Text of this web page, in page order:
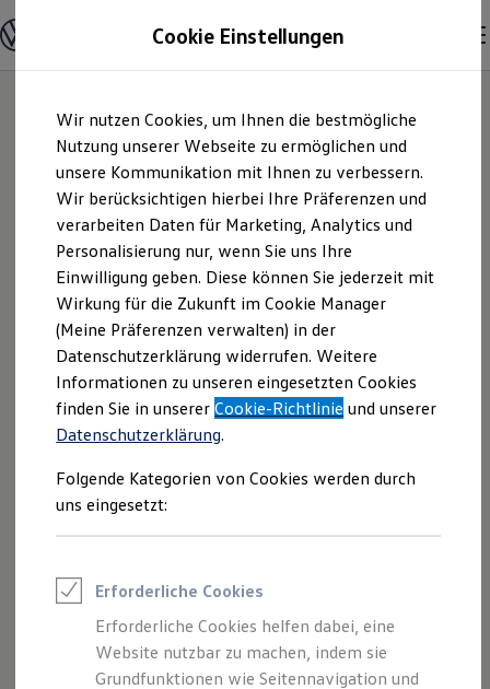
Hauptinhalt
springen
Footer
springen
Modelle und Konfigurator
Konfigurator
Modelle vergleichen
Elektroautos
ENERGY Sondermodelle
Nutzfahrzeuge
SUV und CUV
Familienautos
Kombis
Kompaktwagen
Sportwagen
Schnell verfügbare Fahrzeuge
Angebote und Produkte
Aktuelle Angebote
E-Auto-Förderung
Volkswagen Marktplatz
Die ENERGY Sondermodelle
Junge Gebrauchtwagen und Gebrauchtwagen
Volkswagen Zertifizierte Gebrauchtwagen
Elektromobilität bei Gebrauchtwagen
Saisonangebote
Reifenpakete
Leasing
Leasing-Angebote
Elektroauto Leasing
Kleinwagen-Leasing
Leasing ohne Anzahlung
Finanzierung
Autokredit mit Schlussrate
Koch-BAG-Auto-
GmbH | Impressum
& Rechtliches
Hier finden Sie Informationen über uns
(Koch-BAG-Auto-GmbH) als
verantwortlichen Anbieter von Inhalten
und Angeboten, die auf dieser Website
speziell aufgeführt sind.
Impressum
Datenschutzerklärung
Cookie Einstellungen
Wir nutzen Cookies, um Ihnen die bestmögliche
Nutzung unserer Webseite zu ermöglichen und
unsere Kommunikation mit Ihnen zu verbessern.
Wir berücksichtigen hierbei Ihre Präferenzen und
verarbeiten Daten für Marketing, Analytics und
Personalisierung nur, wenn Sie uns Ihre
Einwilligung geben. Diese können Sie jederzeit mit
Wirkung für die Zukunft im Cookie Manager
(Meine Präferenzen verwalten) in der
Datenschutzerklärung widerrufen. Weitere
Informationen zu unseren eingesetzten Cookies
finden Sie in unsererCookie-Richtlinie und unserer
Datenschutzerklärung.
Folgende Kategorien von Cookies werden durch
uns eingesetzt:
Erforderliche Cookies
Erforderliche Cookies helfen dabei, eine
Website nutzbar zu machen, indem sie
Grundfunktionen wie Seitennavigation und